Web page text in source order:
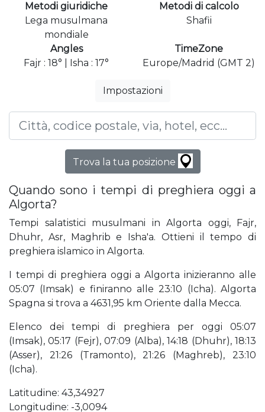
Metodi giuridiche
Lega musulmana
mondiale
Metodi di calcolo
Shafii
Angles
Fajr : 18° | Isha : 17°
TimeZone
Europe/Madrid (GMT 2)
Impostazioni
Trova la tua posizione
Quando sono i tempi di preghiera oggi a
Algorta?
Tempi salatistici musulmani in Algorta oggi, Fajr,
Dhuhr, Asr, Maghrib e Isha'a. Ottieni il tempo di
preghiera islamico in Algorta.
I tempi di preghiera oggi a Algorta inizieranno alle
05:07 (Imsak) e finiranno alle 23:10 (Icha). Algorta
Spagna si trova a 4631,95 km Oriente dalla Mecca.
Elenco dei tempi di preghiera per oggi 05:07
(Imsak), 05:17 (Fejr), 07:09 (Alba), 14:18 (Dhuhr), 18:13
(Asser), 21:26 (Tramonto), 21:26 (Maghreb), 23:10
(Icha).
Latitudine: 43,34927
Longitudine: -3,0094